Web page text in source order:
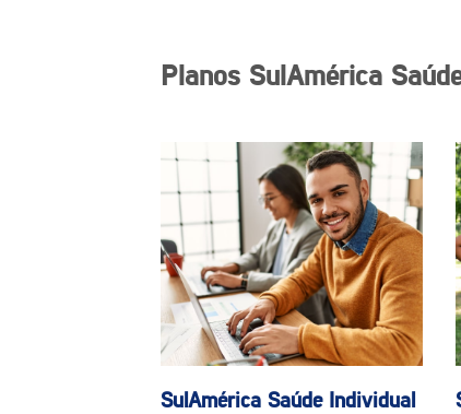
Planos SulAmérica
SulAmérica Saúde Individual